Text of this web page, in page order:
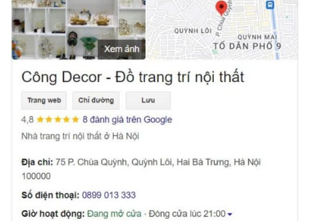
Ánh sáng từ nến tạo nên không khí lãng mạn và
ấm áp, đặc biệt trong những dịp lễ hội hoặc kỷ
niệm đặc biệt.
Quán Cafe Và Spa – Thắp Sáng Cảm Xúc
Trong các không gian thương mại, giá đỡ nến trở
thành công cụ tạo bầu không khí thư giãn, mang
đến trải nghiệm dễ chịu cho khách hàng.
Thiết kế tinh tế của giá đỡ nến giúp không gian
quán cafe hoặc spa thêm phần sang trọng và